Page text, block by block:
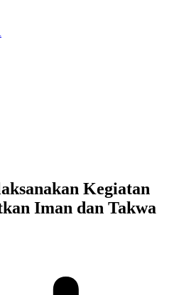
Kegiatan
Iman dan Takwa